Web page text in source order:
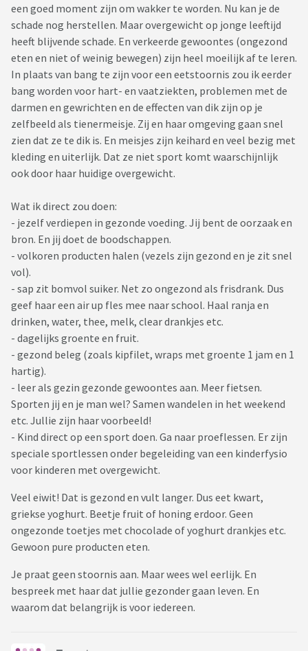
een goed moment zijn om wakker te worden. Nu kan je de
schade nog herstellen. Maar overgewicht op jonge leeftijd
heeft blijvende schade. En verkeerde gewoontes (ongezond
eten en niet of weinig bewegen) zijn heel moeilijk af te leren.
In plaats van bang te zijn voor een eetstoornis zou ik eerder
bang worden voor hart- en vaatziekten, problemen met de
darmen en gewrichten en de effecten van dik zijn op je
zelfbeeld als tienermeisje. Zij en haar omgeving gaan snel
zien dat ze te dik is. En meisjes zijn keihard en veel bezig met
kleding en uiterlijk. Dat ze niet sport komt waarschijnlijk
ook door haar huidige overgewicht.
Wat ik direct zou doen:
- jezelf verdiepen in gezonde voeding. Jij bent de oorzaak en
bron. En jij doet de boodschappen.
- volkoren producten halen (vezels zijn gezond en je zit snel
vol).
- sap zit bomvol suiker. Net zo ongezond als frisdrank. Dus
geef haar een air up fles mee naar school. Haal ranja en
drinken, water, thee, melk, clear drankjes etc.
- dagelijks groente en fruit.
- gezond beleg (zoals kipfilet, wraps met groente 1 jam en 1
hartig).
- leer als gezin gezonde gewoontes aan. Meer fietsen.
Sporten jij en je man wel? Samen wandelen in het weekend
etc. Jullie zijn haar voorbeeld!
- Kind direct op een sport doen. Ga naar proeflessen. Er zijn
speciale sportlessen onder begeleiding van een kinderfysio
voor kinderen met overgewicht.
Veel eiwit! Dat is gezond en vult langer. Dus eet kwart,
griekse yoghurt. Beetje fruit of honing erdoor. Geen
ongezonde toetjes met chocolade of yoghurt drankjes etc.
Gewoon pure producten eten.
Je praat geen stoornis aan. Maar wees wel eerlijk. En
bespreek met haar dat jullie gezonder gaan leven. En
waarom dat belangrijk is voor iedereen.